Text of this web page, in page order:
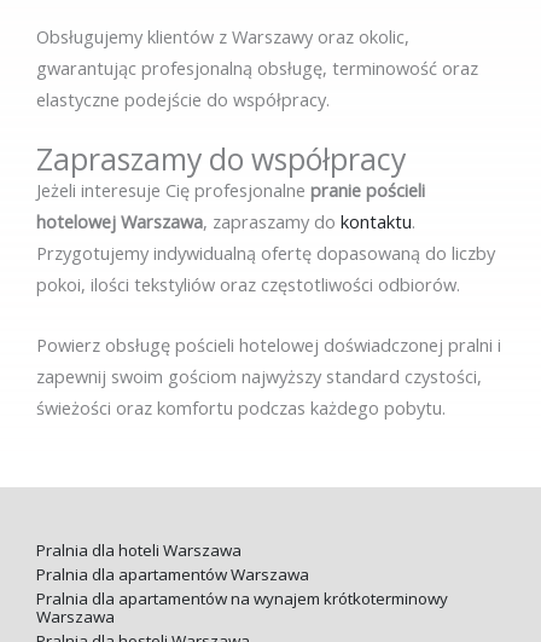
Obsługujemy klientów z Warszawy oraz okolic,
gwarantując profesjonalną obsługę, terminowość oraz
elastyczne podejście do współpracy.
Zapraszamy do współpracy
Jeżeli interesuje Cię profesjonalne pranie pościeli
hotelowej Warszawa, zapraszamy do kontaktu.
Przygotujemy indywidualną ofertę dopasowaną do liczby
pokoi, ilości tekstyliów oraz częstotliwości odbiorów.
Powierz obsługę pościeli hotelowej doświadczonej pralni i
zapewnij swoim gościom najwyższy standard czystości,
świeżości oraz komfortu podczas każdego pobytu.
Pralnia dla hoteli Warszawa
Pralnia dla apartamentów Warszawa
Pralnia dla apartamentów na wynajem krótkoterminowy
Warszawa